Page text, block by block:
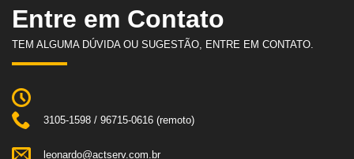
Entre em Contato
TEM ALGUMA DÚVIDA OU SUGESTÃO, ENTRE EM CONTATO.
3105-1598 / 96715-0616 (remoto)
leonardo@actserv.com.br